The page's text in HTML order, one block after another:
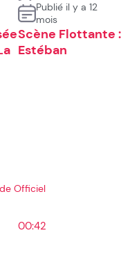
Publié il y a 12
mois
Scène Flottante :
Estéban
Officiel
00:42